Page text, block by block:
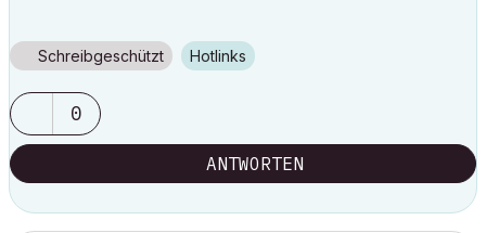
Schreibgeschützt Hotlinks
0
ANTWORTEN